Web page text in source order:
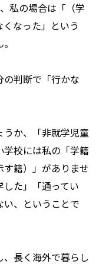
私の場合は「（学
なった」という
判断で「行かな
うか、「非就学児童
校には私の「学籍
す籍）」がありませ
た」「通ってい
、ということで
長く海外で暮らし